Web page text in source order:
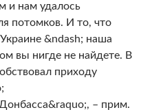
и нам удалось
потомков. И то, что
&ndash; наша
вы нигде не найдете. В
приходу
– прим.